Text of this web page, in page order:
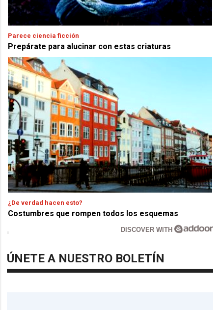
Parece ciencia ficción
Prepárate para alucinar con estas criaturas
¿De verdad hacen esto?
Costumbres que rompen todos los esquemas
DISCOVER WITH
ÚNETE A NUESTRO BOLETÍN